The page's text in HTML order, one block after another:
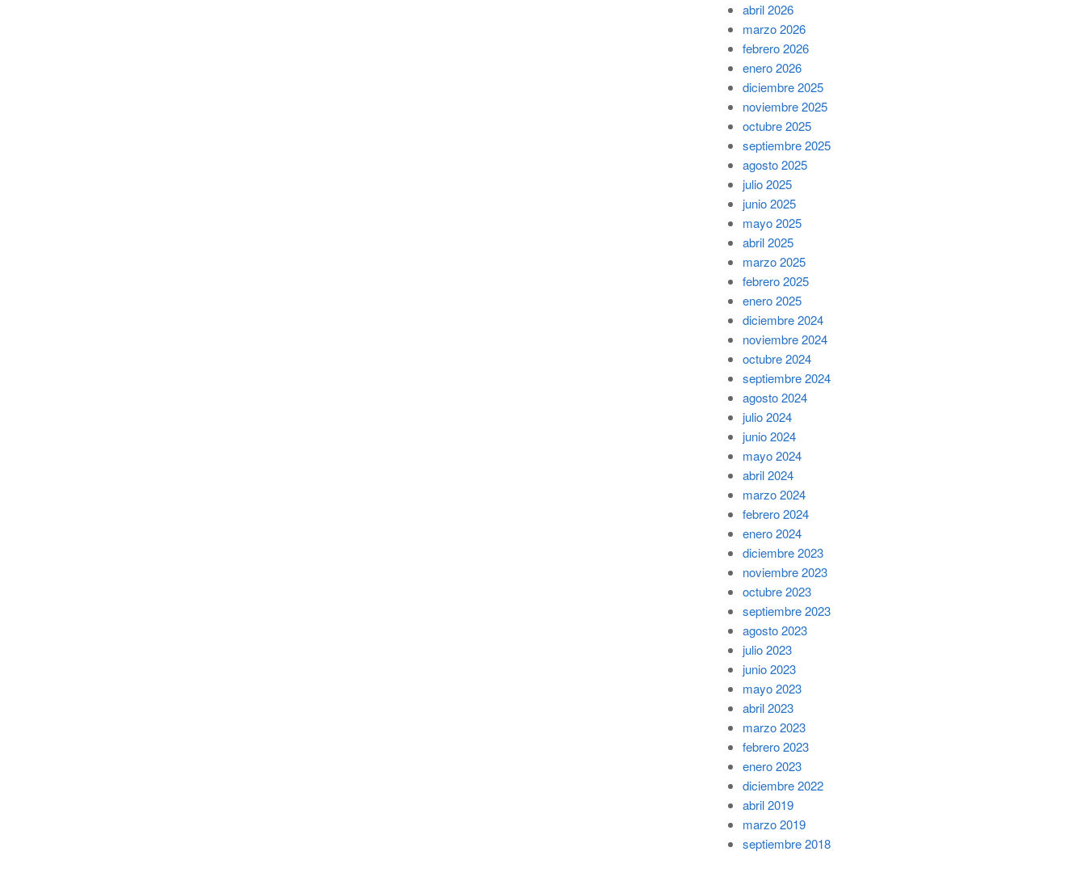
abril 2026
marzo 2026
febrero 2026
enero 2026
diciembre 2025
noviembre 2025
octubre 2025
septiembre 2025
agosto 2025
julio 2025
junio 2025
mayo 2025
abril 2025
marzo 2025
febrero 2025
enero 2025
diciembre 2024
noviembre 2024
octubre 2024
septiembre 2024
agosto 2024
julio 2024
junio 2024
mayo 2024
abril 2024
marzo 2024
febrero 2024
enero 2024
diciembre 2023
noviembre 2023
octubre 2023
septiembre 2023
agosto 2023
julio 2023
junio 2023
mayo 2023
abril 2023
marzo 2023
febrero 2023
enero 2023
diciembre 2022
abril 2019
marzo 2019
septiembre 2018